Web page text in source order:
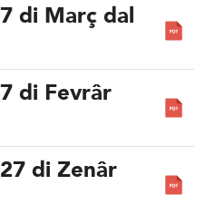
di Març dal
di Fevrâr
di Zenâr